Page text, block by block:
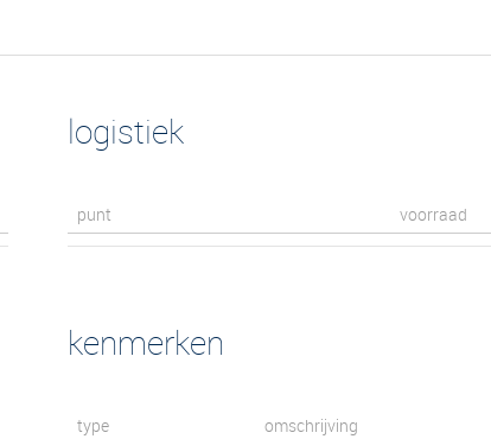
logistiek
punt voorraad
kenmerken
type
omschrijving